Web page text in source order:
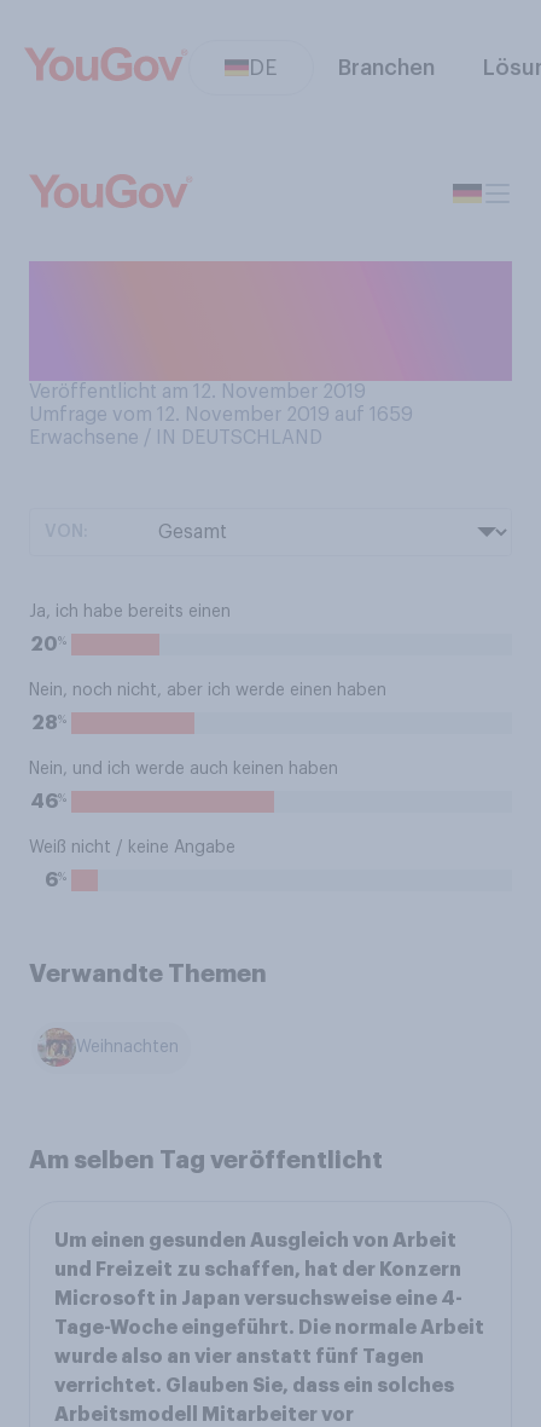
DE Branchen
Veröffentlicht am 12. November 2019
Umfrage vom 12. November 2019 auf 1659
Erwachsene / IN DEUTSCHLAND
Ja, ich habe bereits einen
20%
Nein, noch nicht, aber ich werde einen haben
28%
Nein, und ich werde auch keinen haben
46%
Weiß nicht / keine Angabe
6%
Verwandte Themen
Weihnachten
Am selben Tag veröffentlicht
Um einen gesunden Ausgleich von Arbeit
und Freizeit zu schaffen, hat der Konzern
Microsoft in Japan versuchsweise eine 4-
Tage-Woche eingeführt. Die normale Arbeit
wurde also an vier anstatt fünf Tagen
verrichtet. Glauben Sie, dass ein solches
Arbeitsmodell Mitarbeiter vor